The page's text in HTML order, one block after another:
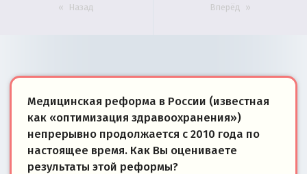
Назад Вперёд
Медицинская реформа в России (известная
как «оптимизация здравоохранения»)
непрерывно продолжается с 2010 года по
настоящее время. Как Вы оцениваете
результаты этой реформы?